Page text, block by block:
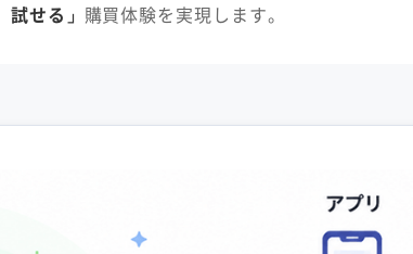
試せる」 購買体験を実現します。